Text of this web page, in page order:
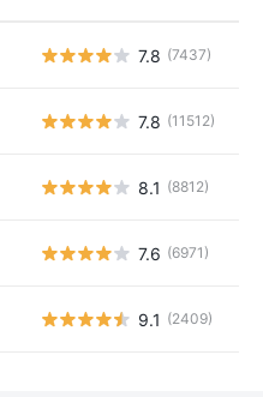
7.8 (7437)
7.8 (11512)
8.1 (8812)
7.6 (6971)
9.1 (2409)